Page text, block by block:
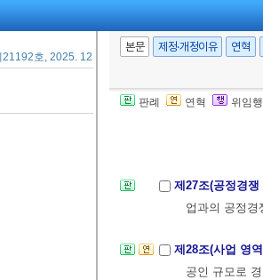
21192호, 2025. 12. 2., 일부개정]
본문 제정·개정이유 연혁
판례 연혁 위임
활안정과 사업
있다.
제27조(공정경
업과의 공정
제28조(사업 영
공인 규모로